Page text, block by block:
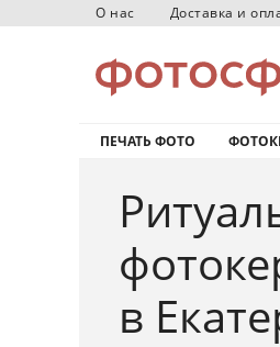
О нас Доставка и
ПЕЧАТЬ ФОТО
в